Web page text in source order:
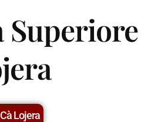
Superiore
Lojera